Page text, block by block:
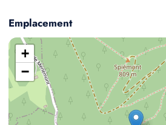
Emplacement
+
−